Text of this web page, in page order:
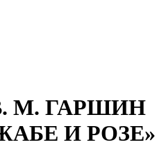
М. ГАРШИН
И РОЗЕ»